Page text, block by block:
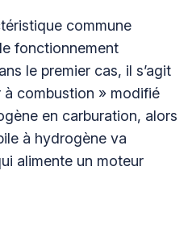
commune
fonctionnement
le premier cas, il s’agit
à combustion » modifié
en carburation, alors
à hydrogène va
alimente un moteur